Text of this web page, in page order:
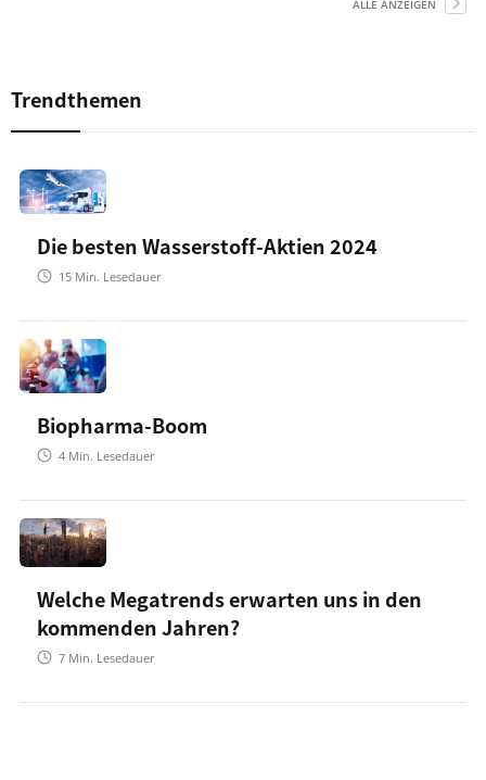
ALLE ANZEIGEN
Trendthemen
Die besten Wasserstoff-Aktien 2024
15 Min. Lesedauer
Biopharma-Boom
4 Min. Lesedauer
Welche Megatrends erwarten uns in den
kommenden Jahren?
7 Min. Lesedauer